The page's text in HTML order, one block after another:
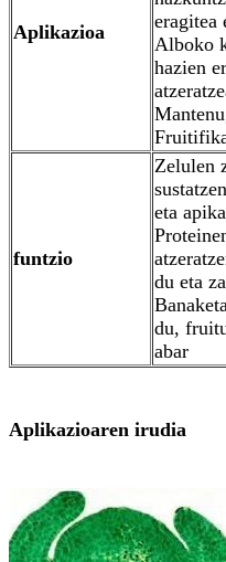
Aplikazioa
eragitea
Alboko
hazien
funtzio
Zelulen
eta
du eta
du,
abar
Aplikazioaren irudia